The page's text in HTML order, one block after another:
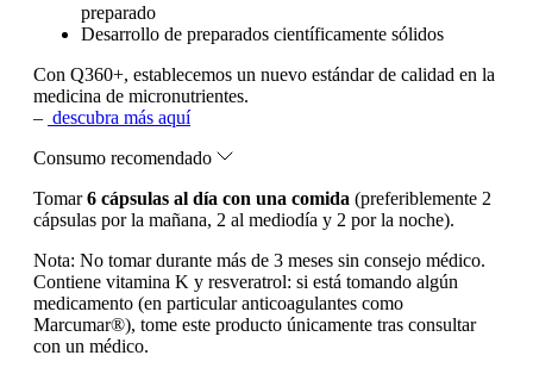
preparado
Desarrollo de preparados científicamente sólidos
Con Q360+, establecemos un nuevo estándar de calidad en la
medicina de micronutrientes.
– descubra más aquí
Consumo recomendado
Tomar6 cápsulas al día con una comida (preferiblemente 2
cápsulas por la mañana, 2 al mediodía y 2 por la noche).
Nota: No tomar durante más de 3 meses sin consejo médico.
Contiene vitamina K y resveratrol: si está tomando algún
medicamento (en particular anticoagulantes como
Marcumar®), tome este producto únicamente tras consultar
con un médico.